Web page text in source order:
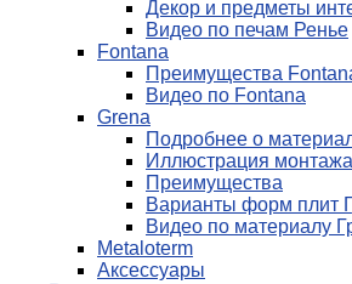
Декор и предметы
Видео по печам Ренье
Fontana
Преимущества
Видео по Fontana
Grena
Подробнее о
Иллюстрация
Преимущества
Варианты форм плит
Видео по материалу
Metaloterm
Аксессуары